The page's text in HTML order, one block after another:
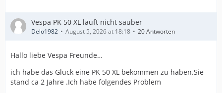
Vespa PK 50 XL läuft nicht sauber
Delo1982 August 5, 2026 at 18:18 20 Antworten
Hallo liebe Vespa Freunde…
ich habe das Glück eine PK 50 XL bekommen zu haben.Sie
stand ca 2 Jahre .Ich habe folgendes Problem